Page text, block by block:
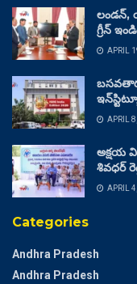
లండన్,
గ్రీన్
APRIL
APRIL
అక్షయ
శివధర్
APRIL
Categories
Andhra Pradesh
Andhra Pradesh